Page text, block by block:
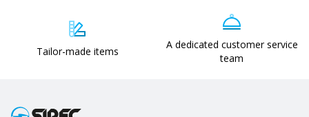
Tailor-made items
A dedicated customer service
team